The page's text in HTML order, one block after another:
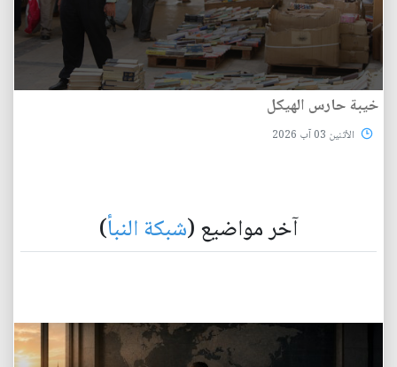
خيبة حارس الهيكل
الأثنين 03 آب 2026
آخر مواضيع (شبكة النبأ)